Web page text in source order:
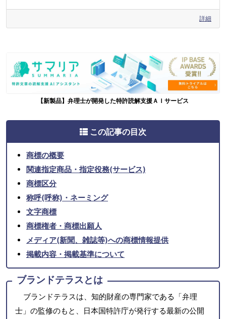
詳細
【新製品】弁理士が開発した特許読解支援ＡＩサービス
この記事の目次
商標の概要
関連指定商品・指定役務(サービス)
商標区分
称呼(呼称)・ネーミング
文字商標
商標権者・商標出願人
メディア(新聞、雑誌等)への商標情報提供
掲載内容・掲載基準について
ブランドテラスとは
ブランドテラスは、知的財産の専門家である「弁理
士」の監修のもと、日本国特許庁が発行する最新の公開